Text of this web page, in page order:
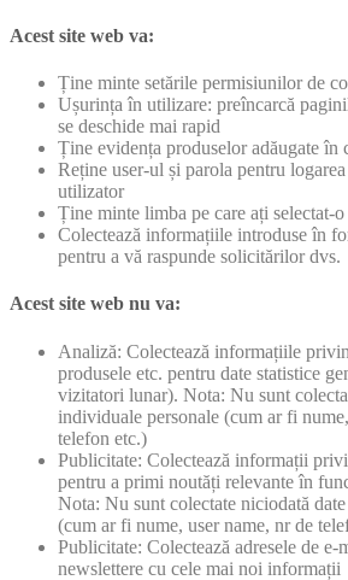
Acest site web va:
Ține minte setările permisiunilor de
Ușurința în utilizare: preîncarcă
se deschide mai rapid
Ține evidența produselor adăugate în
Reține user-ul și parola pentru
utilizator
Ține minte limba pe care ați selectat-o
Colectează informațiile introduse în
pentru a vă raspunde solicitărilor dvs.
Acest site web nu va:
Analiză: Colectează informațiile
produsele etc. pentru date statistice
vizitatori lunar). Nota: Nu sunt
individuale personale (cum ar fi
telefon etc.)
Publicitate: Colectează informații
pentru a primi noutăți relevante în
Nota: Nu sunt colectate niciodată
(cum ar fi nume, user name, nr de
Publicitate: Colectează adresele de
newslettere cu cele mai noi informații